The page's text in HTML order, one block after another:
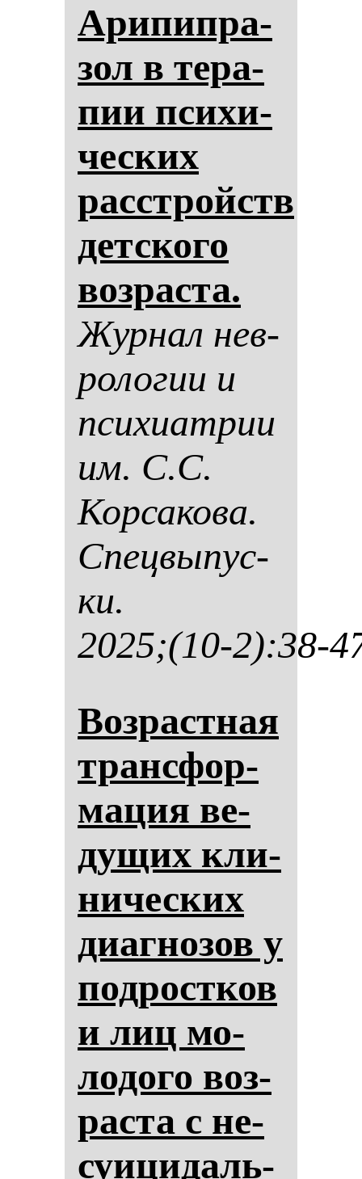
Ари­пип­ра­
зол в те­ра­
пии пси­хи­
чес­ких
расстройств
дет­ско­го
воз­рас­та.
Жур­нал нев­
ро­ло­гии и
пси­хи­ат­рии
им. С.С.
Кор­са­ко­ва.
Спец­вы­пус­
ки.
2025;(10-2):38-
Воз­рас­тная
тран­сфор­
ма­ция ве­
ду­щих кли­
ни­чес­ких
ди­аг­но­зов у
под­рос­тков
и лиц мо­
ло­до­го воз­
рас­та с не­
су­ици­даль­